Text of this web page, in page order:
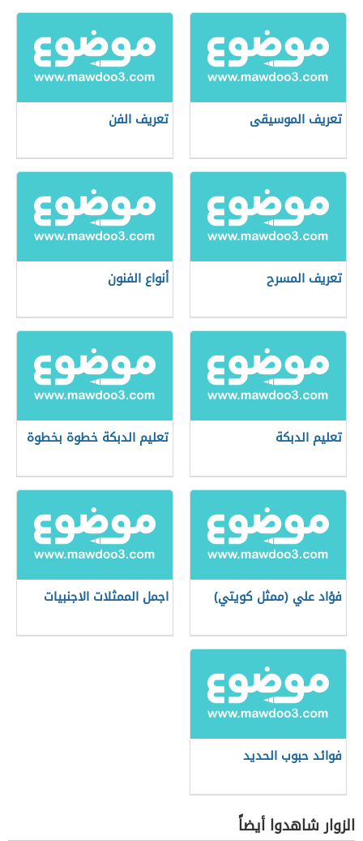
تعريف الموسيقى تعريف الفن
تعريف المسرح أنواع الفنون
تعليم الدبكة تعليم الدبكة خطوة بخطوة
فؤاد علي (ممثل كويتي) اجمل الممثلات الاجنبيات
فوائد حبوب الحديد
الزوار شاهدوا أيضاً